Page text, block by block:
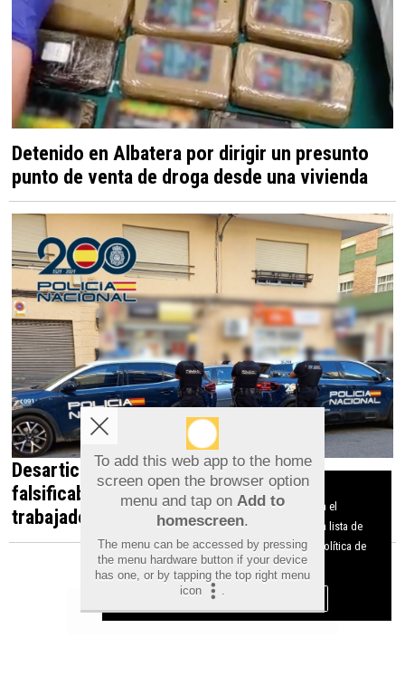
Detenido en Albatera por dirigir un presunto
punto de venta de droga desde una vivienda
Desarticulada en Orihuela una red que
falsificaba documentos para contratar
trabajadores irregulares
To add this web app to the home
screen open the browser option
menu and tap on Add to
homescreen.
The menu can be accessed by pressing
the menu hardware button if your device
has one, or by tapping the top right menu
icon
.
Aviso sobre el Uso de cookies:
Utilizamos cookies nuestras y de terceros para el
funcionamiento del digital. Puedes consultar la lista de
cookies y como desconectarlas. Ver nuestra Política de
Privacidad y Cookies
Aceptar Cookies